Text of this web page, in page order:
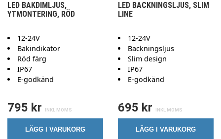
LED BAKDIMLJUS,
YTMONTERING, RÖD
12-24V
Bakindikator
Röd färg
IP67
E-godkänd
795 kr
LÄGG I VARUKORG
LED BACKNINGSLJUS, SLIM
LINE
12-24V
Backningsljus
Slim design
IP67
E-godkänd
695 kr
LÄGG I VARUKORG